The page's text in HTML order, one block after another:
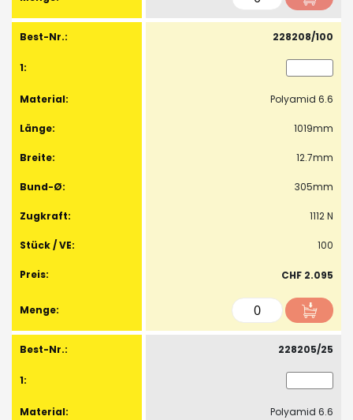
228208/100
Polyamid 6.6
1019mm
12.7mm
305mm
1112 N
100
CHF 2.095
228205/25
Polyamid 6.6